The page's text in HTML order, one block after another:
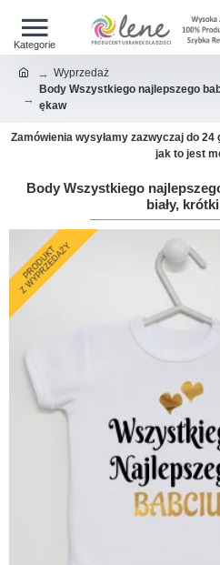
Wyprzedaż
Body Wszystkiego najlepszego
ękaw
Zamówienia wysyłamy zazwyczaj do
jak to jest
Body Wszystkiego
biały,
PRODUKT
Z WYPRZEDAŻY